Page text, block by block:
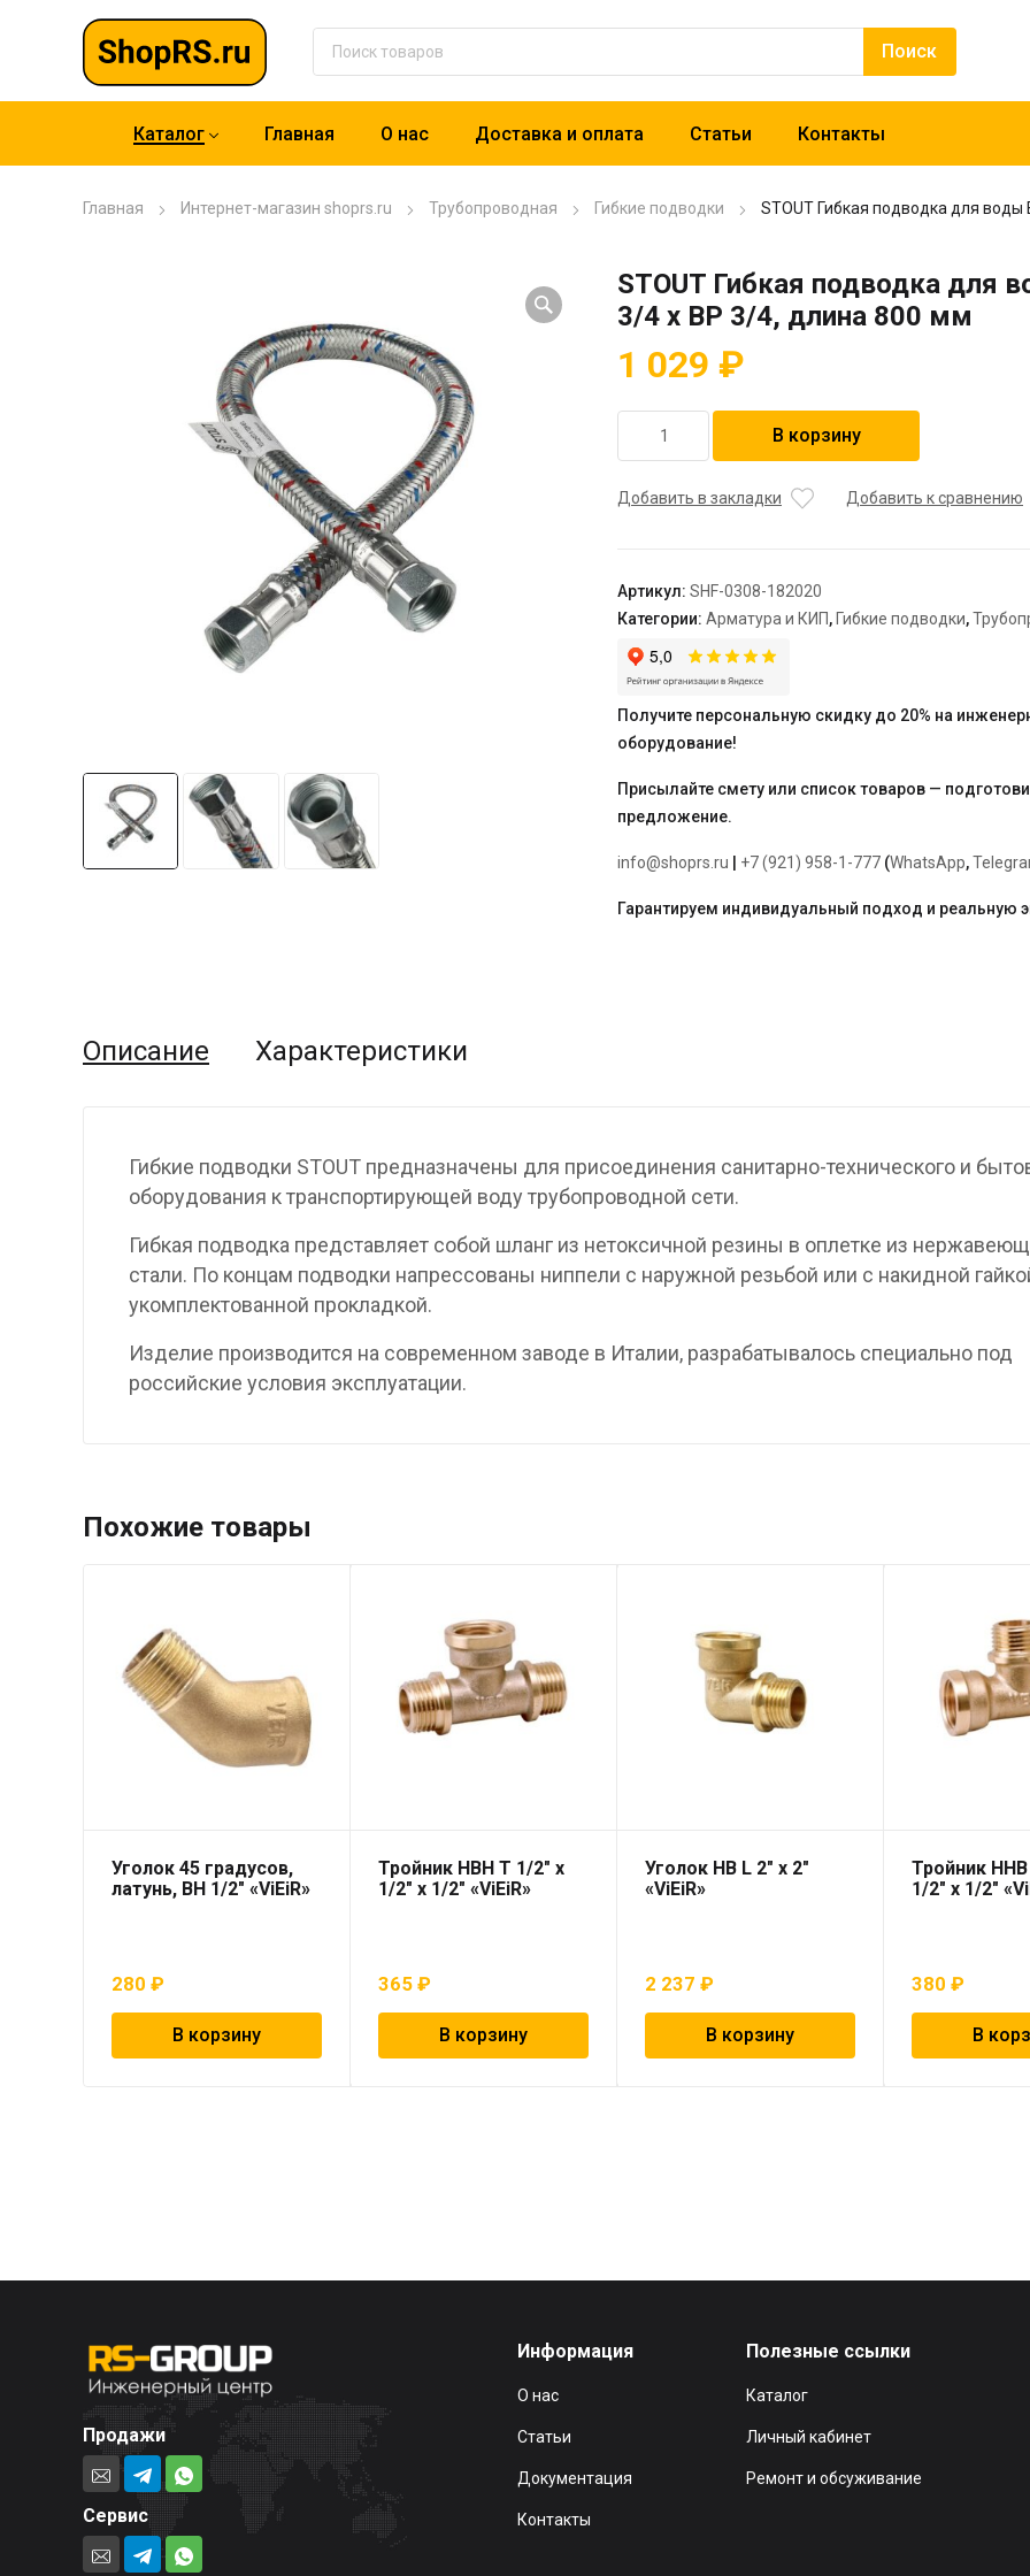
Каталог Главная О нас Доставка и оплата Статьи Контакты
Главная Интернет-магазин shoprs.ru Трубопроводная Гибкие подводки STOUT Гибкая подводка для
STOUT Гибкая подводка для
3/4 х ВР 3/4, длина 800 мм
1 029 ₽
товара
Гибкая
ВР
3/4
ВР
длина
800
В корзину
Добавить в закладки Добавить к сравнению
Артикул: SHF-0308-182020
Категории: Арматура и КИП, Гибкие подводки,
Получите персональную скидку до 20% на
оборудование!
Присылайте смету или список товаров —
предложение.
info@shoprs.ru +7 (921) 958-1-777 (WhatsApp,
Гарантируем индивидуальный подход и реальную
Описание Характеристики
Гибкие подводки STOUT предназначены для присоединения санитарно-технического и
оборудования к транспортирующей воду трубопроводной сети.
Гибкая подводка представляет собой шланг из нетоксичной резины в оплетке из
стали. По концам подводки напрессованы ниппели с наружной резьбой или с накидной
укомплектованной прокладкой.
Изделие производится на современном заводе в Италии, разрабатывалось специально под
российские условия эксплуатации.
Похожие товары
Уголок 45 градусов,
латунь, ВН 1/2″ «ViEiR»
280 ₽
В корзину
Тройник НВН T 1/2″ х
1/2″ х 1/2″ «ViEiR»
365₽
В корзину
Уголок НВ L 2″ х 2″
«ViEiR»
2 237₽
В корзину
Тройник ННВ
1/2″ х 1/2″
380₽
В
Продажи
Сервис
Информация
О нас
Статьи
Документация
Контакты
Полезные ссылки
Каталог
Личный кабинет
Ремонт и обсуживание